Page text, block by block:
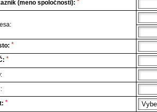
(meno spoločnosti): *
*
*
*